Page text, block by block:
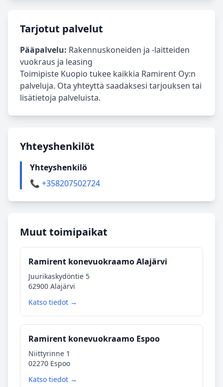
Tarjotut palvelut
Pääpalvelu: Rakennuskoneiden ja -laitteiden
vuokraus ja leasing
Toimipiste Kuopio tukee kaikkia Ramirent Oy:n
palveluja. Ota yhteyttä saadaksesi tarjouksen tai
lisätietoja palveluista.
Yhteyshenkilöt
Yhteyshenkilö
📞 +358207502724
Muut toimipaikat
Ramirent konevuokraamo Alajärvi
Juurikaskydöntie 5
62900 Alajärvi
Katso tiedot →
Ramirent konevuokraamo Espoo
Niittyrinne 1
02270 Espoo
Katso tiedot →